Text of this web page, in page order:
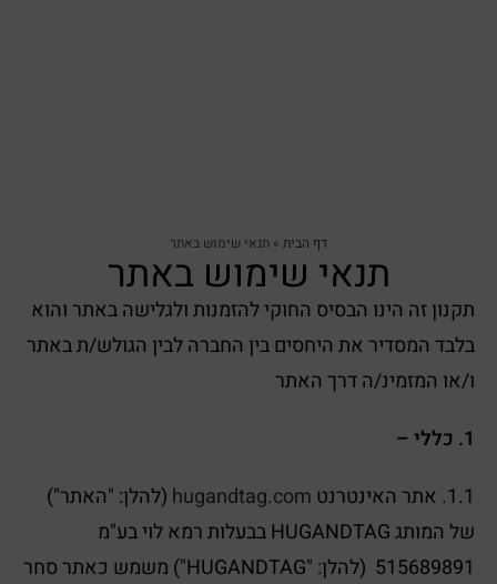
דף הבית » תנאי שימוש באתר
תנאי שימוש באתר
תקנון זה הינו הבסיס החוקי להזמנות ולגלישה באתר והוא
בלבד המסדיר את היחסים בין החברה לבין הגולש/ת באתר
ו/או המזמינ/ה דרך האתר
1. כללי –
1.1. אתר האינטרנט
hugandtag.com (להלן: "האתר")
של המותג HUGANDTAG בבעלות רמא לוי בע"מ
515689891 (להלן: "HUGANDTAG") משמש כאתר סחר